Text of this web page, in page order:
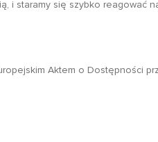
i staramy się szybko reagować
Aktem o Dostępności